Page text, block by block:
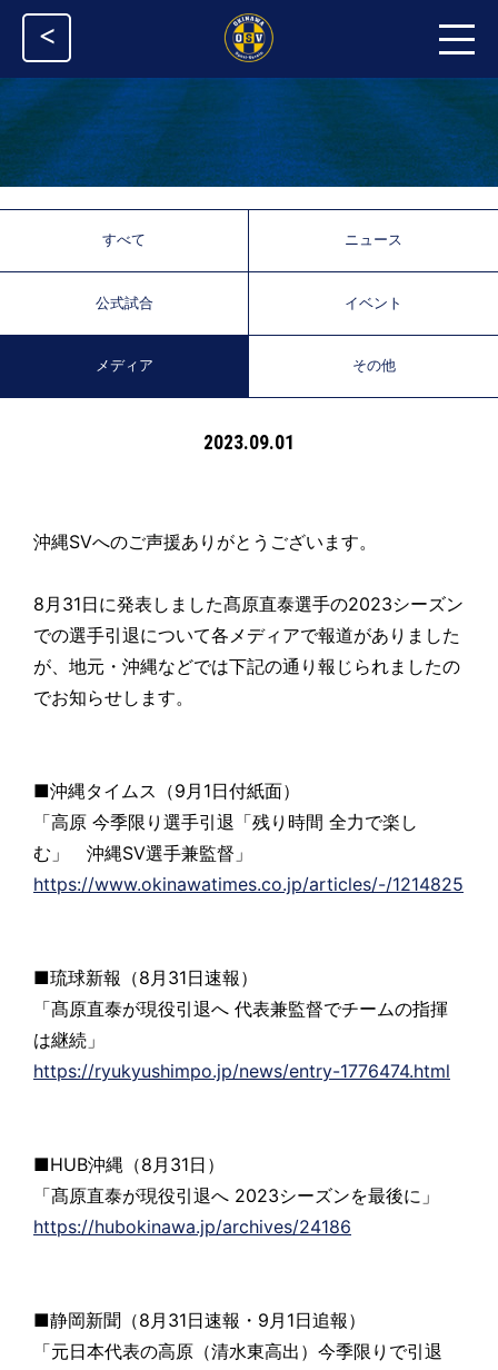
<
すべて ニュース
公式試合 イベント
メディア その他
2023.09.01
沖縄SVへのご声援ありがとうございます。
8月31日に発表しました髙原直泰選手の2023シーズン
での選手引退について各メディアで報道がありました
が、地元・沖縄などでは下記の通り報じられましたの
でお知らせします。
■沖縄タイムス（9月1日付紙面）
「高原 今季限り選手引退「残り時間 全力で楽し
む」 沖縄SV選手兼監督」
https://www.okinawatimes.co.jp/articles/-/1214825
■琉球新報（8月31日速報）
「髙原直泰が現役引退へ 代表兼監督でチームの指揮
は継続」
https://ryukyushimpo.jp/news/entry-1776474.html
■HUB沖縄（8月31日）
「髙原直泰が現役引退へ 2023シーズンを最後に」
https://hubokinawa.jp/archives/24186
■静岡新聞（8月31日速報・9月1日追報）
「元日本代表の高原（清水東高出）今季限りで引退